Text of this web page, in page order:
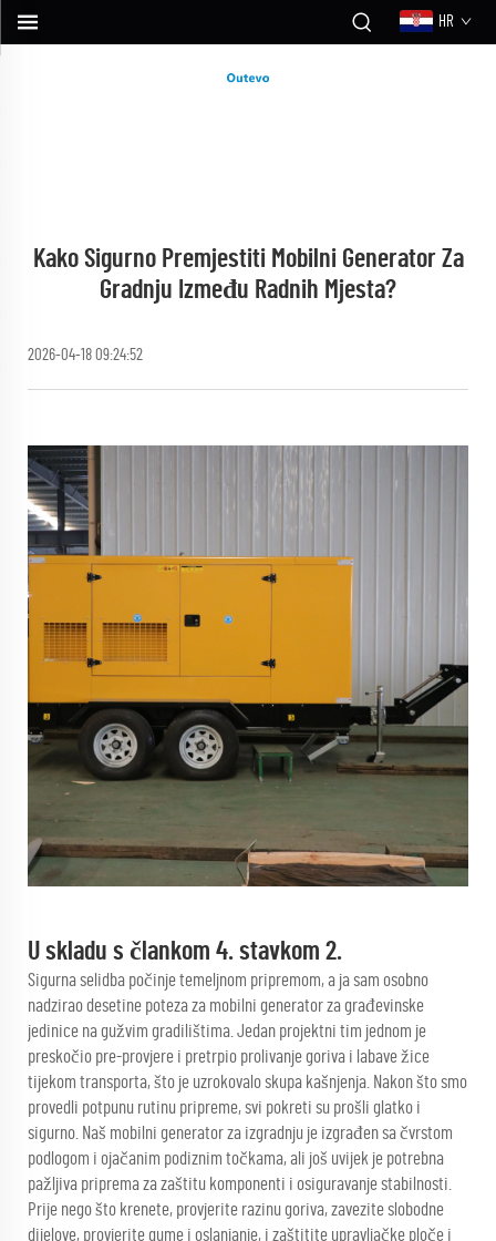
HR
Kako Sigurno Premjestiti Mobilni Generator Za
Gradnju Između Radnih Mjesta?
2026-04-18 09:24:52
U skladu s člankom 4. stavkom 2.
Sigurna selidba počinje temeljnom pripremom, a ja sam osobno
nadzirao desetine poteza za mobilni generator za građevinske
jedinice na gužvim gradilištima. Jedan projektni tim jednom je
preskočio pre-provjere i pretrpio prolivanje goriva i labave žice
tijekom transporta, što je uzrokovalo skupa kašnjenja. Nakon što smo
provedli potpunu rutinu pripreme, svi pokreti su prošli glatko i
sigurno. Naš mobilni generator za izgradnju je izgrađen sa čvrstom
podlogom i ojačanim podiznim točkama, ali još uvijek je potrebna
pažljiva priprema za zaštitu komponenti i osiguravanje stabilnosti.
Prije nego što krenete, provjerite razinu goriva, zavezite slobodne
dijelove, provjerite gume i oslanjanje, i zaštitite upravljačke ploče i